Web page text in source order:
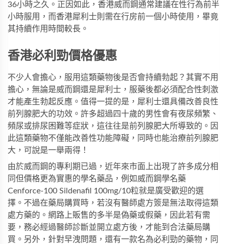
36小時之久。正因如此，香港威而鋼通常建議在性行為前半
小時服用，而香港犀利士則需在行房前一個小時使用，畢竟
其持續作用時間較長。
香港必利勁價格優惠
不少人會擔心，服用這類藥物後是否會持續勃起？其實不用
擔心，無論是威而鋼還是犀利士，服藥後都必須配合性刺激
才能產生勃起反應。值得一提的是，犀利士還具備改善良性
前列腺肥大的功效。許多超過四十歲的男性會有夜尿頻繁、
頻尿或排尿困難等症狀，這往往是前列腺肥大所導致的。因
此這類藥物不僅能改善性功能障礙，同時也能治療前列腺肥
大，可說是一舉兩得！
由於威而鋼的專利期已過，近年來市面上出現了許多成分相
同但價格更為實惠的學名藥品，例如威而鋼學名藥
Cenforce-100 Sildenafil 100mg/10粒就是廣受歡迎的選
擇。不過在藥局購買時，若沒有醫師處方簽是無法取得這類
處方藥的。網路上販售的多半是偽藥或假藥，因此若有需
要，務必經過醫師診斷並開立處方後，才能到合法藥局購
買。另外，針對早洩問題，還有一款名為必利勁的藥物，同